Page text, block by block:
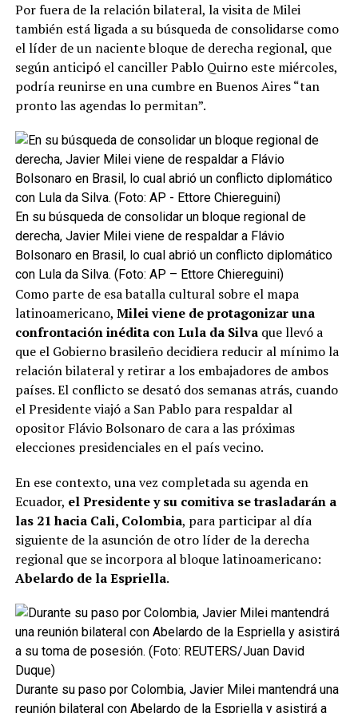
En distintos ámbitos de la Casa Rosada son optimistas
de que Pro y LLA puedan arribar a un acuerdo para
competir en las elecciones de 2027. Pero todavía no hay
nada en ese sentido. La voz de la secretaria general,
Karina Milei, tendrá peso sobre esa decisión y nunca
a que ahora está en fase acuerdista porque su principal
prioridad es la reelección de su hermano.
Esta semana,Milei dijo que no tendría problemas en
“volver a comer milanesas con Macri”, aunque
reparó: “De hecho, yo aprendí un montón de temas
de él. Lo que pasa es que uno toma lo que cree que le
sirve y también está el proceso decisorio de uno. Eso
también es parte de la cuestión. Pero hay muchas cosas
del presidente Macri que a mí me han sido de mucha
utilidad”.
Más allá de las tensiones, Pro es el principal aliado
legislativo del gobierno de Milei y el que le permitió
avanzar con sus iniciativas más reformistas, incluso las
polémicas.
Por fuera de la relación bilateral, la visita de Milei
también está ligada a su búsqueda de consolidarse como
el líder de un naciente bloque de derecha regional, que
según anticipó el canciller Pablo Quirno este miércoles,
podría reunirse en una cumbre en Buenos Aires “tan
pronto las agendas lo permitan”.
En su búsqueda de consolidar un bloque regional de
derecha, Javier Milei viene de respaldar a Flávio
Bolsonaro en Brasil, lo cual abrió un conflicto diplomático
con Lula da Silva. (Foto: AP – Ettore Chiereguini)
Como parte de esa batalla cultural sobre el mapa
latinoamericano, Milei viene de protagonizar una
confrontación inédita con Lula da Silvaque llevó a
que el Gobierno brasileño decidiera reducir al mínimo la
relación bilateral y retirar a los embajadores de ambos
países. El conflicto se desató dos semanas atrás, cuando
el Presidente viajó a San Pablo para respaldar al
opositor Flávio Bolsonaro de cara a las próximas
elecciones presidenciales en el país vecino.
En ese contexto, una vez completada su agenda en
Ecuador, el Presidente y su comitiva se trasladarán a
las 21 hacia Cali, Colombia, para participar al día
siguiente de la asunción de otro líder de la derecha
regional que se incorpora al bloque latinoamericano:
Abelardo de la Espriella.
Durante su paso por Colombia, Javier Milei mantendrá una
reunión bilateral con Abelardo de la Espriella y asistirá a